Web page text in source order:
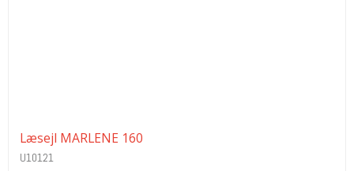
Læsejl MARLENE 160
U10121